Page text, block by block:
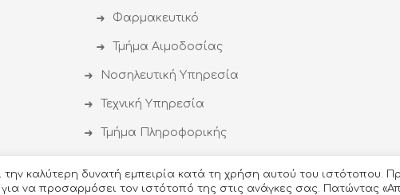
Φαρμακευτικό
Τμήμα Αιμοδοσίας
Νοσηλευτική Υπηρεσία
Τεχνική Υπηρεσία
Τμήμα Πληροφορικής
καλύτερη δυνατή εμπειρία κατά τη χρήση αυτού του ιστότοπου.
για να προσαρμόσει τον ιστότοπό της στις ανάγκες σας. Πατώντας